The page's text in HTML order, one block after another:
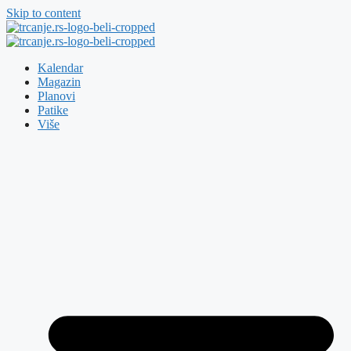
Skip to content
Kalendar
Magazin
Planovi
Patike
Više